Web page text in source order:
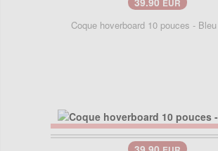
EUR
Coque hoverboard 10 pouces -